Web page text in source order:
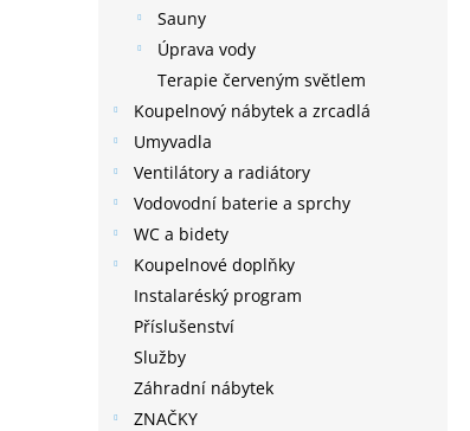
Sauny
Úprava vody
Terapie červeným světlem
Koupelnový nábytek a zrcadlá
Umyvadla
Ventilátory a radiátory
Vodovodní baterie a sprchy
WC a bidety
Koupelnové doplňky
Instalaréský program
Příslušenství
Služby
Záhradní nábytek
ZNAČKY